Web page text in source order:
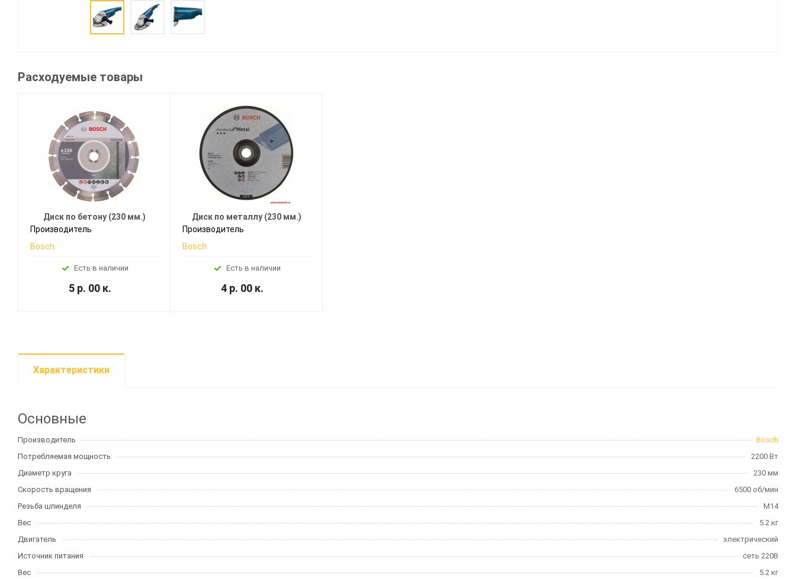
Расходуемые товары
Диск по бетону (230 мм.)
Производитель
Bosch
Есть в наличии
5 р. 00 к.
Диск по металлу (230 мм.)
Производитель
Bosch
Есть в наличии
4 р. 00 к.
Характеристики
Основные
Производитель
Bosch
Потребляемая мощность
2200 Вт
Диаметр круга
230 мм
Скорость вращения
6500 об/мин
Резьба шпинделя
М14
Вес
5.2 кг
Двигатель
электрический
Источник питания
сеть 220В
Вес
5.2 кг